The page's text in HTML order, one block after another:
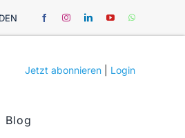
Jetzt abonnieren Login
Blog